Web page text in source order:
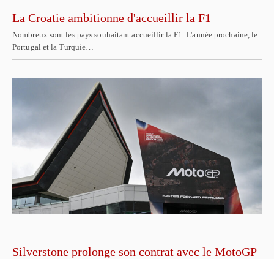
La Croatie ambitionne d'accueillir la F1
Nombreux sont les pays souhaitant accueillir la F1. L'année prochaine, le
Portugal et la Turquie…
Silverstone prolonge son contrat avec le MotoGP